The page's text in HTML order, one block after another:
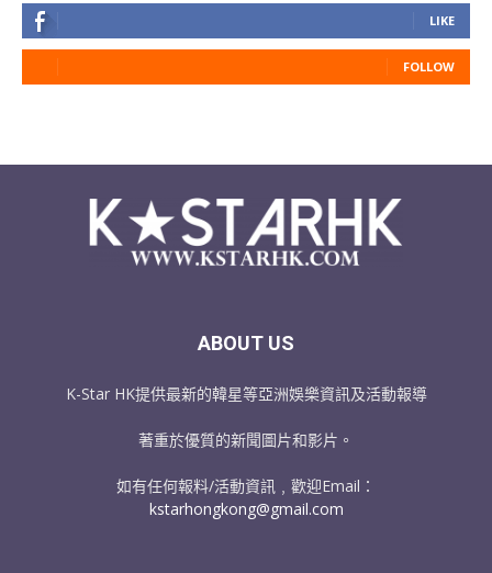
LIKE
FOLLOW
ABOUT US
K-Star HK提供最新的韓星等亞洲娛樂資訊及活動報導
著重於優質的新聞圖片和影片。
如有任何報料/活動資訊﹐歡迎Email：
kstarhongkong@gmail.com